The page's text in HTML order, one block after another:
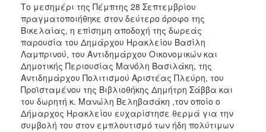
Το μεσημέρι της Πέμπτης 28 Σεπτεμβρίου
πραγματοποιήθηκε στον δεύτερο όροφο της
Βικελαίας, η επίσημη αποδοχή της δωρεάς
παρουσία του Δημάρχου Ηρακλείου Βασίλη
Λαμπρινού, του Αντιδημάρχου Οικονομικών και
Δημοτικής Περιουσίας Μανόλη Βασιλάκη, της
Αντιδημάρχου Πολιτισμού Αριστέας Πλεύρη, του
Προϊσταμένου της Βιβλιοθήκης Δημήτρη Σάββα και
του δωρητή κ. Μανώλη Βεληβασάκη ,τον οποίο ο
Δήμαρχος Ηρακλείου ευχαρίστησε θερμά για την
συμβολή του στον εμπλουτισμό των ήδη πολύτιμων